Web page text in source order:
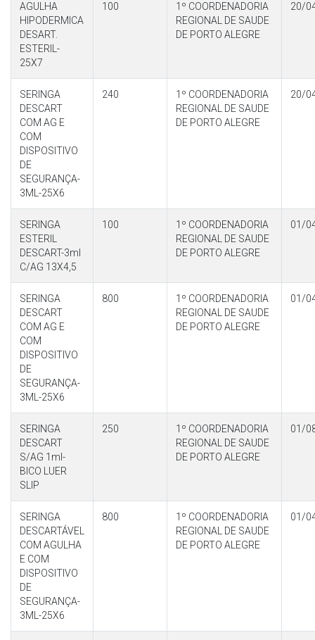
AGULHA
HIPODERMICA
DESART.
ESTERIL-
25X7
100
1º COORDENADORIA
REGIONAL DE SAUDE
DE PORTO ALEGRE
20/
SERINGA
DESCART
COM AG E
COM
DISPOSITIVO
DE
SEGURANÇA-
3ML-25X6
240
1º COORDENADORIA
REGIONAL DE SAUDE
DE PORTO ALEGRE
20/
SERINGA
ESTERIL
DESCART-3ml
C/AG 13X4,5
100
1º COORDENADORIA
REGIONAL DE SAUDE
DE PORTO ALEGRE
01/
SERINGA
DESCART
COM AG E
COM
DISPOSITIVO
DE
SEGURANÇA-
3ML-25X6
800
1º COORDENADORIA
REGIONAL DE SAUDE
DE PORTO ALEGRE
01/
SERINGA
DESCART
S/AG 1ml-
BICO LUER
SLIP
250
1º COORDENADORIA
REGIONAL DE SAUDE
DE PORTO ALEGRE
01/
SERINGA
DESCARTÁVEL
COM AGULHA
E COM
DISPOSITIVO
DE
SEGURANÇA-
3ML-25X6
800
1º COORDENADORIA
REGIONAL DE SAUDE
DE PORTO ALEGRE
01/